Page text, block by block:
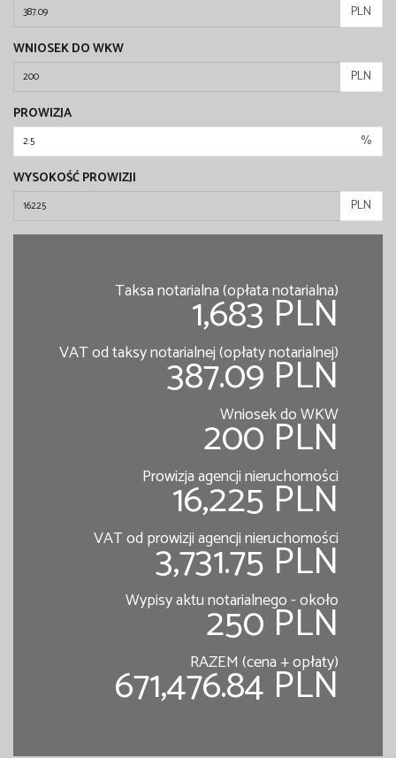
PLN
WNIOSEK DO WKW
PLN
PROWIZJA
%
WYSOKOŚĆ PROWIZJI
PLN
Taksa notarialna (opłata notarialna)
1,683 PLN
VAT od taksy notarialnej (opłaty notarialnej)
387.09 PLN
Wniosek do WKW
200 PLN
Prowizja agencji nieruchomości
16,225 PLN
VAT od prowizji agencji nieruchomości
3,731.75 PLN
Wypisy aktu notarialnego - około
250 PLN
RAZEM (cena + opłaty)
671,476.84 PLN